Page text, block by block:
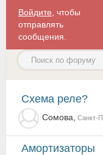
Войдите , чтобы
отправлять
сообщения.
схема реле?
Сомова, Санкт-
амортизаторы